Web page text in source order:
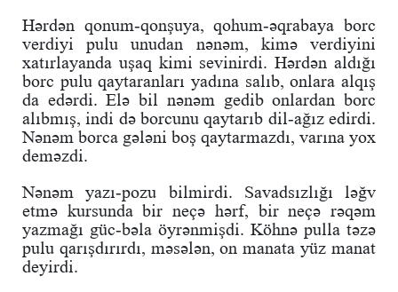
Hərdən qonum-qonşuya, qohum-əqrabaya borc
verdiyi pulu unudan nənəm, kimə verdiyini
xatırlayanda uşaq kimi sevinirdi. Hərdən aldığı
borc pulu qaytaranları yadına salıb, onlara alqış
da edərdi. Elə bil nənəm gedib onlardan borc
alıbmış, indi də borcunu qaytarıb dil-ağız edirdi.
Nənəm borca gələni boş qaytarmazdı, varına yox
deməzdi.
Nənəm yazı-pozu bilmirdi. Savadsızlığı ləğv
etmə kursunda bir neçə hərf, bir neçə rəqəm
yazmağı güc-bəla öyrənmişdi. Köhnə pulla təzə
pulu qarışdırırdı, məsələn, on manata yüz manat
deyirdi.